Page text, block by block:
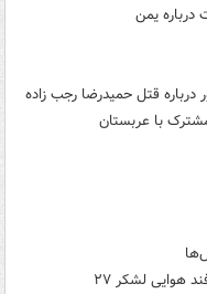
درباره یمن
قتل حمیدرضا رجب زاده
با عربستان
هوایی لشکر ۲۷